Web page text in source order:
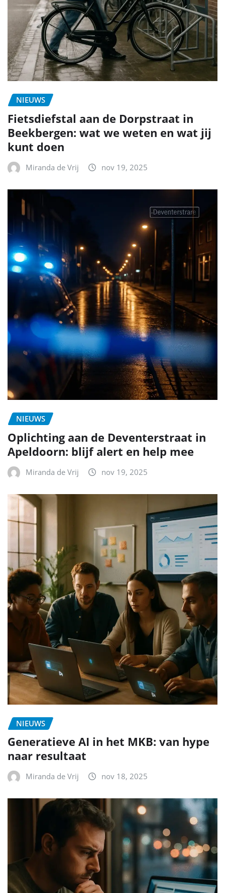
NIEUWS
Fietsdiefstal aan de Dorpstraat in
Beekbergen: wat we weten en wat jij
kunt doen
Miranda de Vrij nov 19, 2025
NIEUWS
Oplichting aan de Deventerstraat in
Apeldoorn: blijf alert en help mee
Miranda de Vrij nov 19, 2025
NIEUWS
Generatieve AI in het MKB: van hype
naar resultaat
Miranda de Vrij nov 18, 2025